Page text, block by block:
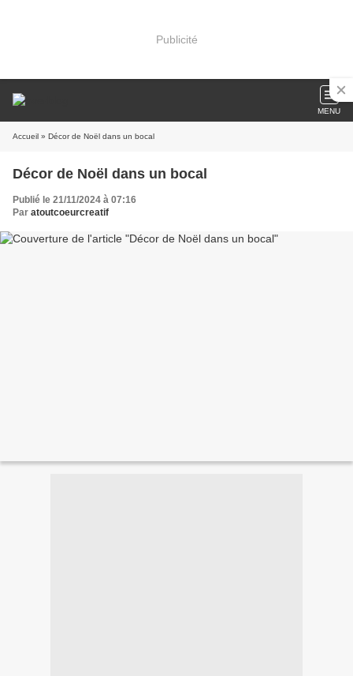
Publicité
MENU
Accueil » Décor de Noël dans un bocal
Décor de Noël dans un bocal
Publié le 21/11/2024 à 07:16
Par atoutcoeurcreatif